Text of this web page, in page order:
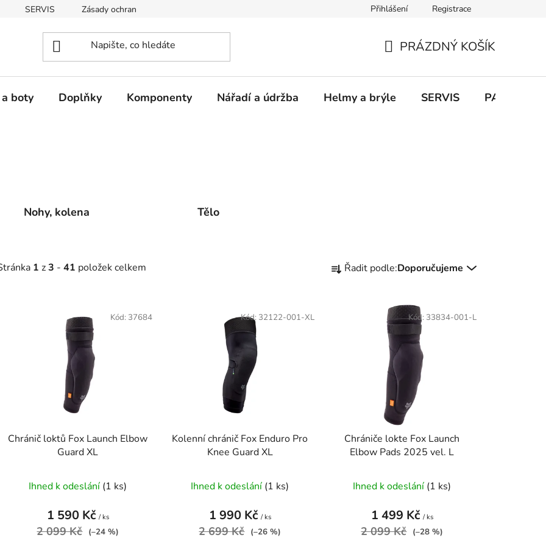
SERVIS Zásady ochrany osobních údajů Přihlášení Registrace
KOŠÍK
PRÁZDNÝ KOŠÍK
boty Doplňky Komponenty Nářadí a údržba Helmy a brýle SERVIS
Nohy, kolena Tělo
1 z3 - 41 položek celkem
a Řadit podle:Doporučujeme
Chránič loktů Fox Launch Elbow
Guard XL
Ihned k odeslání (1 ks)
1 590 Kč / ks
2 099 Kč (–24 %)
Kód: 37684
Kolenní chránič Fox Enduro Pro
Knee Guard XL
Ihned k odeslání (1 ks)
1 990 Kč / ks
2 699 Kč (–26 %)
Kód: 32122-001-XL
Chrániče lokte Fox Launch
Elbow Pads 2025 vel. L
Ihned k odeslání (1 ks)
1 499 Kč / ks
2 099 Kč (–28 %)
Kód: 33834-001-L